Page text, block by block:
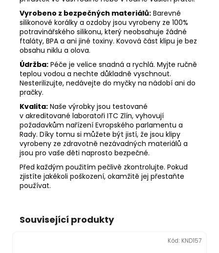
Vyrobeno z bezpečných materiálů: Barevné
silikonové korálky a ozdoby jsou vyrobeny ze 100%
potravinářského silikonu, který neobsahuje žádné
ftaláty, BPA a ani jiné toxiny. Kovová část klipu je bez
obsahu niklu a olova.
Údržba: Péče je velice snadná a rychlá. Myjte ručně
teplou vodou a nechte důkladně vyschnout.
Nesterilizujte, nedávejte do myčky na nádobí ani do
pračky.
Kvalita: Naše výrobky jsou testované
v akreditované laboratoři ITC Zlín, vyhovují
požadavkům nařízení Evropského parlamentu a
Rady. Díky tomu si můžete být jistí, že jsou klipy
vyrobeny ze zdravotně nezávadných materiálů a
jsou pro vaše děti naprosto bezpečné.
Před každým použitím pečlivě zkontrolujte. Pokud
zjistíte jakékoli poškození, okamžitě jej přestaňte
používat.
Související produkty
Kód: KND157